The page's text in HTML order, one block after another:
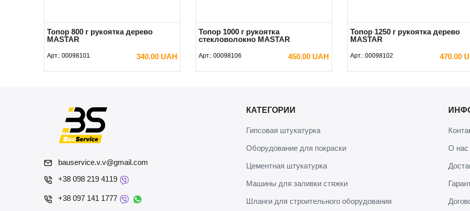
Топор 800 г рукоятка дерево
MASTAR
Арт.: 00098101 340.00 UAH
В КОРЗИНУ
Топор 1000 г рукоятка
стекловолокно MASTAR
Арт.: 00098106 450.00 UAH
В КОРЗИНУ
Топор 1250 г рукоятка дерево
MASTAR
Арт.: 00098102 470.00
В КОРЗИНУ
bauservice.v.v@gmail.com
+38 098 219 4119
+38 097 141 1777
КАТЕГОРИИ
Гипсовая штукатурка
Оборудование для покраски
Цементная штукатурка
Машины для заливки стяжки
Шланги для строительного оборудования
О нас